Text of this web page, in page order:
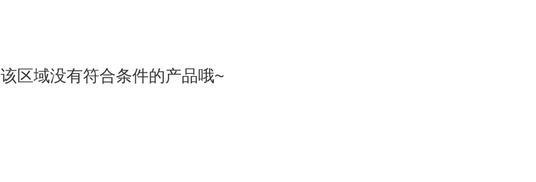
该区域没有符合条件的产品哦~